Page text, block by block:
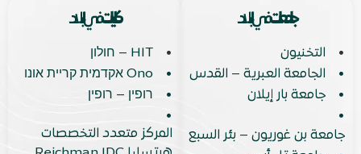
كلياتفي البلاد
•
HIT – חולון
•
Ono אקדמית קריית אונו
•
רופין – רופין
•
المركز متعدد التخصصات
جامعاتفي البلاد
•
التخنيون
•
الجامعة العبرية – القدس
•
جامعة بار إيلان
•
جامعة بن غوريون – بئر السبع